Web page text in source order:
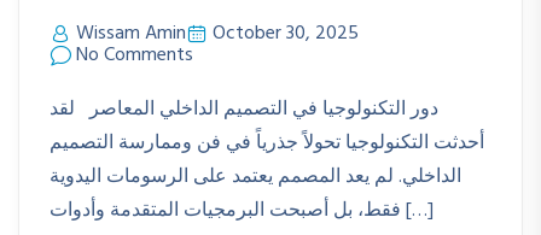
Wissam Amin October 30, 2025
No Comments
دور التكنولوجيا في التصميم الداخلي المعاصر لقد
أحدثت التكنولوجيا تحولاً جذرياً في فن وممارسة التصميم
الداخلي. لم يعد المصمم يعتمد على الرسومات اليدوية
فقط، بل أصبحت البرمجيات المتقدمة وأدوات […]